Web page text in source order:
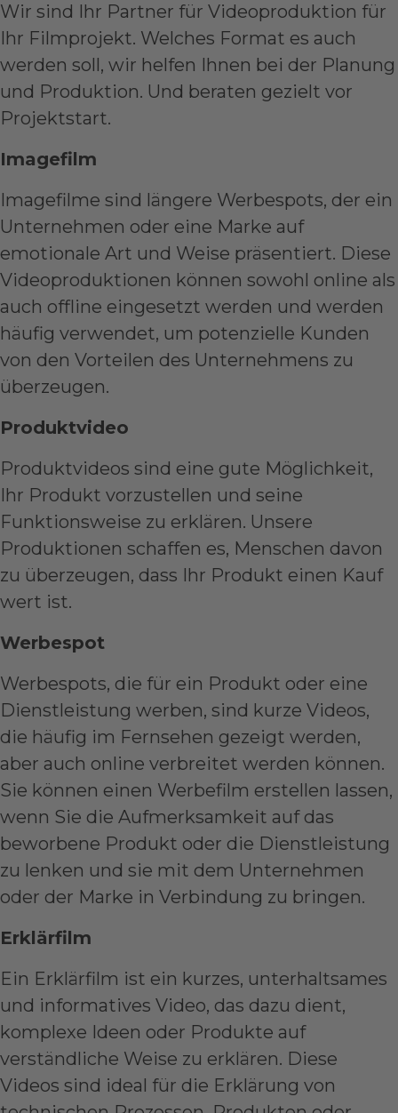
Wir sind Ihr Partner für Videoproduktion für
Ihr Filmprojekt. Welches Format es auch
werden soll, wir helfen Ihnen bei der Planung
und Produktion. Und beraten gezielt vor
Projektstart.
Imagefilm
Imagefilme sind längere Werbespots, der ein
Unternehmen oder eine Marke auf
emotionale Art und Weise präsentiert. Diese
Videoproduktionen können sowohl online als
auch offline eingesetzt werden und werden
häufig verwendet, um potenzielle Kunden
von den Vorteilen des Unternehmens zu
überzeugen.
Produktvideo
Produktvideos sind eine gute Möglichkeit,
Ihr Produkt vorzustellen und seine
Funktionsweise zu erklären. Unsere
Produktionen schaffen es, Menschen davon
zu überzeugen, dass Ihr Produkt einen Kauf
wert ist.
Werbespot
Werbespots, die für ein Produkt oder eine
Dienstleistung werben, sind kurze Videos,
die häufig im Fernsehen gezeigt werden,
aber auch online verbreitet werden können.
Sie können einen Werbefilm erstellen lassen,
wenn Sie die Aufmerksamkeit auf das
beworbene Produkt oder die Dienstleistung
zu lenken und sie mit dem Unternehmen
oder der Marke in Verbindung zu bringen.
Erklärfilm
Ein Erklärfilm ist ein kurzes, unterhaltsames
und informatives Video, das dazu dient,
komplexe Ideen oder Produkte auf
verständliche Weise zu erklären. Diese
Videos sind ideal für die Erklärung von